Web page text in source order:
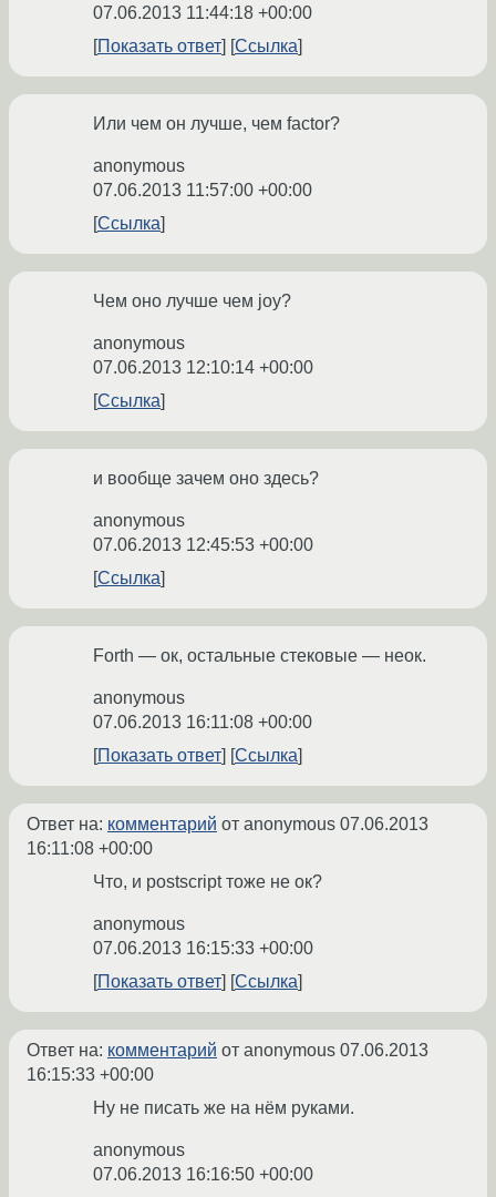
07.06.2013 11:44:18 +00:00
Показать ответ
Ссылка
Или чем он лучше, чем factor?
anonymous
07.06.2013 11:57:00 +00:00
Ссылка
Чем оно лучше чем joy?
anonymous
07.06.2013 12:10:14 +00:00
Ссылка
и вообще зачем оно здесь?
anonymous
07.06.2013 12:45:53 +00:00
Ссылка
Forth — ок, остальные стековые — неок.
anonymous
07.06.2013 16:11:08 +00:00
Показать ответ
Ссылка
Ответ на: комментарий от anonymous 07.06.2013
16:11:08 +00:00
Что, и postscript тоже не ок?
anonymous
07.06.2013 16:15:33 +00:00
Показать ответ
Ссылка
Ответ на: комментарий от anonymous 07.06.2013
16:15:33 +00:00
Ну не писать же на нём руками.
anonymous
07.06.2013 16:16:50 +00:00